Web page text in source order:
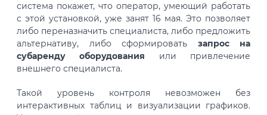
система покажет, что оператор, умеющий работать
с этой установкой, уже занят 16 мая. Это позволяет
либо переназначить специалиста, либо предложить
альтернативу, либо сформировать запрос на
субаренду оборудования или привлечение
внешнего специалиста.
Такой уровень контроля невозможен без
интерактивных таблиц и визуализации графиков.